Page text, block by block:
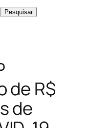
Pesquisar
de R$
de